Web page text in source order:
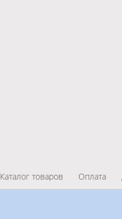
Каталог товаров Оплата